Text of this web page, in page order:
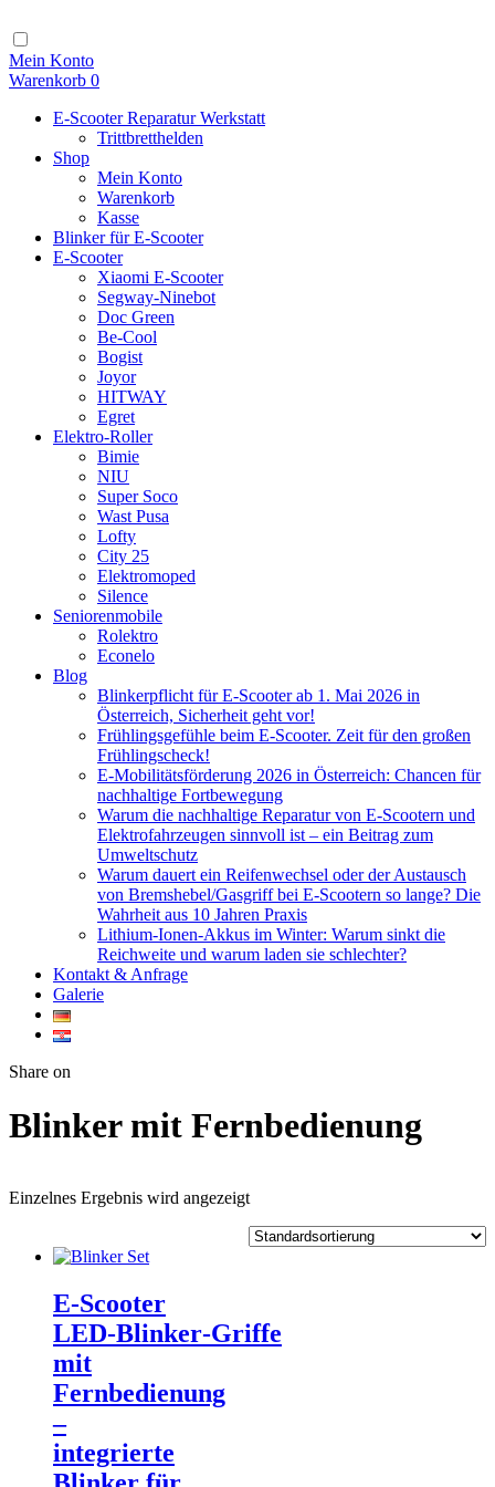
Inhalt
Mein Konto
Warenkorb 0
E-Scooter Reparatur Werkstatt
Trittbretthelden
Shop
Mein Konto
Warenkorb
Kasse
Blinker für E-Scooter
E-Scooter
Xiaomi E-Scooter
Segway-Ninebot
Doc Green
Be-Cool
Bogist
Joyor
HITWAY
Egret
Elektro-Roller
Bimie
NIU
Super Soco
Wast Pusa
Lofty
City 25
Elektromoped
Silence
Seniorenmobile
Rolektro
Econelo
Blog
Blinkerpflicht für E-Scooter ab 1. Mai 2026 in
Österreich, Sicherheit geht vor!
Frühlingsgefühle beim E-Scooter. Zeit für den großen
Frühlingscheck!
E-Mobilitätsförderung 2026 in Österreich: Chancen für
nachhaltige Fortbewegung
Warum die nachhaltige Reparatur von E-Scootern und
Elektrofahrzeugen sinnvoll ist – ein Beitrag zum
Umweltschutz
Warum dauert ein Reifenwechsel oder der Austausch
von Bremshebel/Gasgriff bei E-Scootern so lange? Die
Wahrheit aus 10 Jahren Praxis
Lithium-Ionen-Akkus im Winter: Warum sinkt die
Reichweite und warum laden sie schlechter?
Kontakt & Anfrage
Galerie
Share on
Blinker mit Fernbedienung
Einzelnes Ergebnis wird angezeigt
E‑Scooter
LED‑Blinker‑Griffe
mit
Fernbedienung
–
integrierte